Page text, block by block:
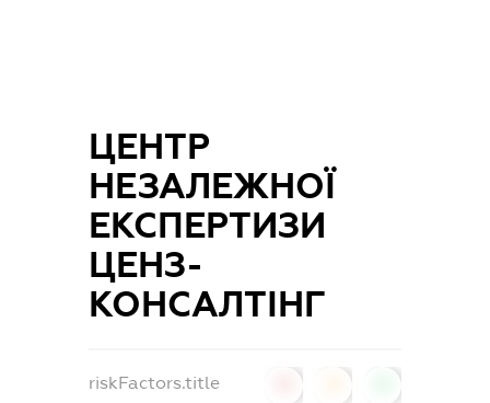
ЦЕНТР
НЕЗАЛЕЖНОЇ
ЕКСПЕРТИЗИ
ЦЕНЗ-
КОНСАЛТІНГ
riskFactors.title